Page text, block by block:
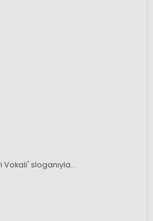
Vokali' sloganıyla…